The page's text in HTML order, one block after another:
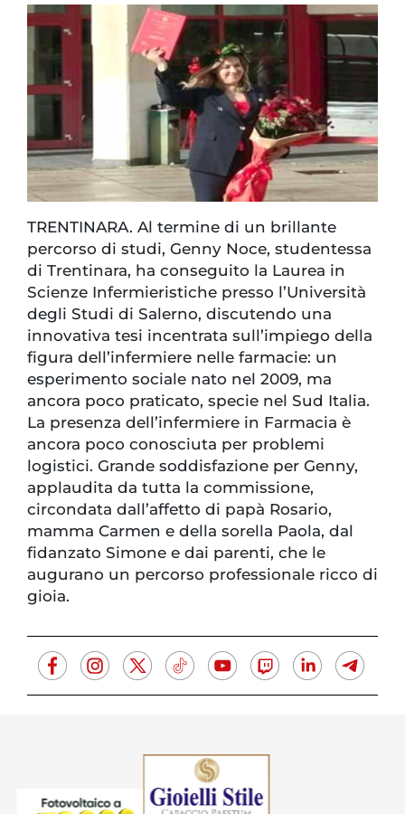
TRENTINARA. Al termine di un brillante
percorso di studi, Genny Noce, studentessa
di Trentinara, ha conseguito la Laurea in
Scienze Infermieristiche presso l’Università
degli Studi di Salerno, discutendo una
innovativa tesi incentrata sull’impiego della
figura dell’infermiere nelle farmacie: un
esperimento sociale nato nel 2009, ma
ancora poco praticato, specie nel Sud Italia.
La presenza dell’infermiere in Farmacia è
ancora poco conosciuta per problemi
logistici. Grande soddisfazione per Genny,
applaudita da tutta la commissione,
circondata dall’affetto di papà Rosario,
mamma Carmen e della sorella Paola, dal
fidanzato Simone e dai parenti, che le
augurano un percorso professionale ricco di
gioia.